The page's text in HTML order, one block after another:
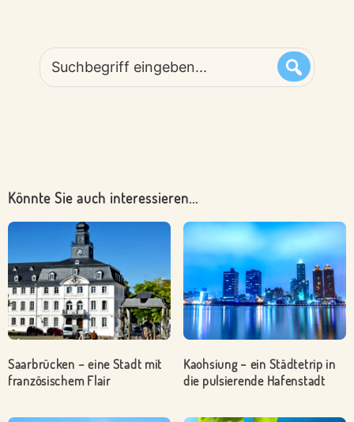
Suchbegriff
eingeben...
Könnte Sie auch interessieren...
Saarbrücken – eine Stadt mit
französischem Flair
Kaohsiung – ein Städtetrip in
die pulsierende Hafenstadt